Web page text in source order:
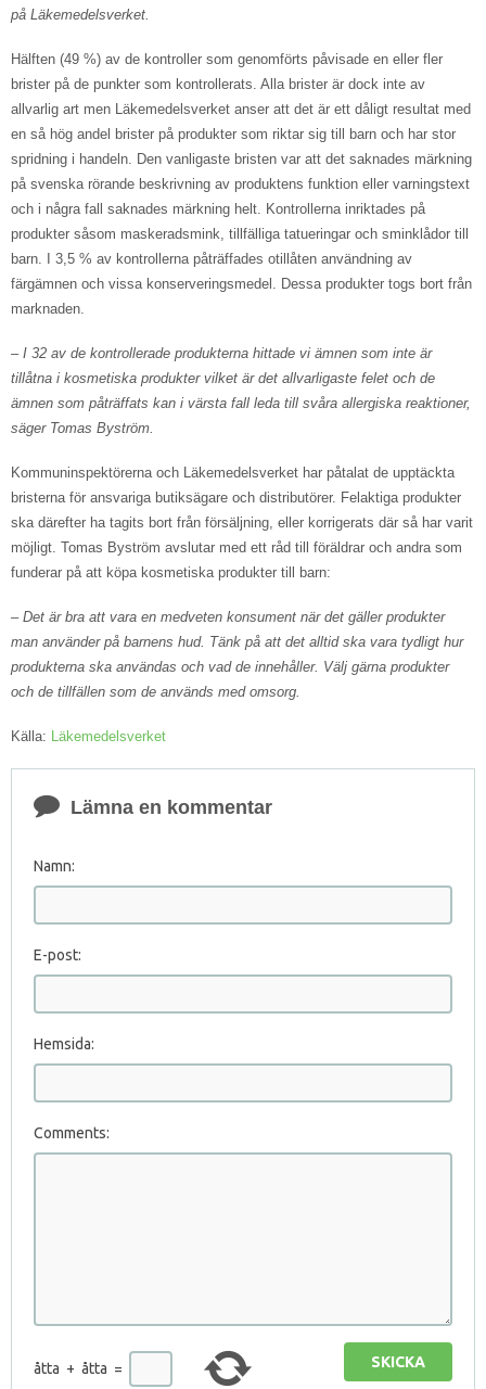
på Läkemedelsverket.
Hälften (49 %) av de kontroller som genomförts påvisade en eller fler
brister på de punkter som kontrollerats. Alla brister är dock inte av
allvarlig art men Läkemedelsverket anser att det är ett dåligt resultat med
en så hög andel brister på produkter som riktar sig till barn och har stor
spridning i handeln. Den vanligaste bristen var att det saknades märkning
på svenska rörande beskrivning av produktens funktion eller varningstext
och i några fall saknades märkning helt. Kontrollerna inriktades på
produkter såsom maskeradsmink, tillfälliga tatueringar och sminklådor till
barn. I 3,5 % av kontrollerna påträffades otillåten användning av
färgämnen och vissa konserveringsmedel. Dessa produkter togs bort från
marknaden.
– I 32 av de kontrollerade produkterna hittade vi ämnen som inte är
tillåtna i kosmetiska produkter vilket är det allvarligaste felet och de
ämnen som påträffats kan i värsta fall leda till svåra allergiska reaktioner,
säger Tomas Byström.
Kommuninspektörerna och Läkemedelsverket har påtalat de upptäckta
bristerna för ansvariga butiksägare och distributörer. Felaktiga produkter
ska därefter ha tagits bort från försäljning, eller korrigerats där så har varit
möjligt. Tomas Byström avslutar med ett råd till föräldrar och andra som
funderar på att köpa kosmetiska produkter till barn:
– Det är bra att vara en medveten konsument när det gäller produkter
man använder på barnens hud. Tänk på att det alltid ska vara tydligt hur
produkterna ska användas och vad de innehåller. Välj gärna produkter
och de tillfällen som de används med omsorg.
Källa: Läkemedelsverket
Lämna en kommentar
Namn:
E-post:
Hemsida:
Comments:
SKICKA
åtta + åtta =